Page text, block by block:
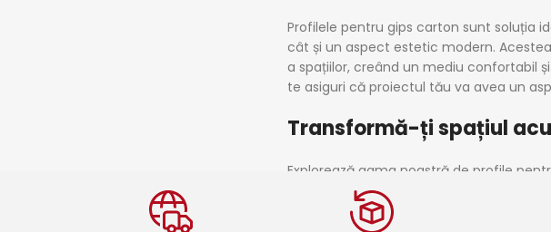
Profilele pentru gips carton sunt soluția
cât și un aspect estetic modern.
a spațiilor, creând un mediu confortabil
te asiguri că proiectul tău va avea un
Transformă-ți spațiul
Explorează gama noastră de profile